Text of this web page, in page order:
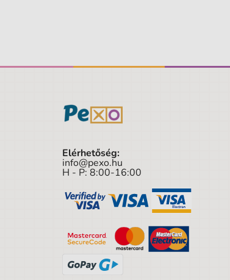
Elérhetőség:
info@pexo.hu
H - P: 8:00-16:00